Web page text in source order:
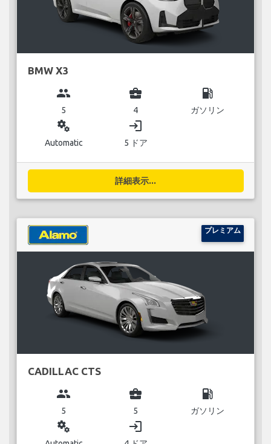
BMW X3
group
5
business_center
4
local_gas_station
ガソリン
miscellaneous_services
Automatic
login
5 ドア
詳細表示...
プレミアム
CADILLAC CTS
group
5
business_center
5
local_gas_station
ガソリン
miscellaneous_services login